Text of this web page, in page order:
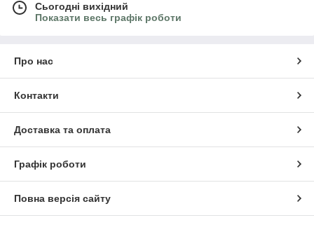
Сьогодні вихідний
Показати весь графік роботи
Про нас
Контакти
Доставка та оплата
Графік роботи
Повна версія сайту